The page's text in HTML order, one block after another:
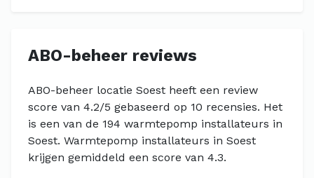
ABO-beheer reviews
ABO-beheer locatie Soest heeft een review
score van 4.2/5 gebaseerd op 10 recensies. Het
is een van de 194 warmtepomp installateurs in
Soest. Warmtepomp installateurs in Soest
krijgen gemiddeld een score van 4.3.